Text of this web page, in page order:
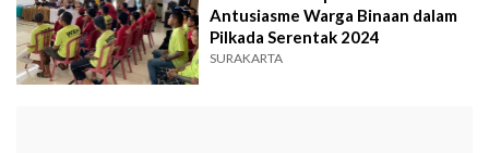
Antusiasme Warga Binaan dalam
Pilkada Serentak 2024
SURAKARTA